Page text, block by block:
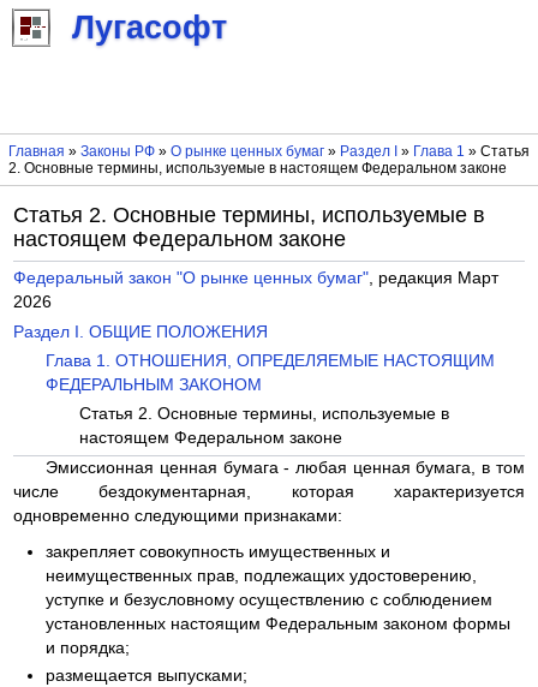
Лугасофт
Главная » Законы РФ» О рынке ценных бумаг» Раздел I » Глава 1 » Статья
2. Основные термины, используемые в настоящем Федеральном законе
Статья 2. Основные термины, используемые в
настоящем Федеральном законе
Федеральный закон "О рынке ценных бумаг", редакция Март
2026
Раздел I. ОБЩИЕ ПОЛОЖЕНИЯ
Глава 1. ОТНОШЕНИЯ, ОПРЕДЕЛЯЕМЫЕ НАСТОЯЩИМ
ФЕДЕРАЛЬНЫМ ЗАКОНОМ
Статья 2. Основные термины, используемые в
настоящем Федеральном законе
Эмиссионная ценная бумага - любая ценная бумага, в том
числе бездокументарная, которая характеризуется
одновременно следующими признаками:
закрепляет совокупность имущественных и
неимущественных прав, подлежащих удостоверению,
уступке и безусловному осуществлению с соблюдением
установленных настоящим Федеральным законом формы
и порядка;
размещается выпусками;